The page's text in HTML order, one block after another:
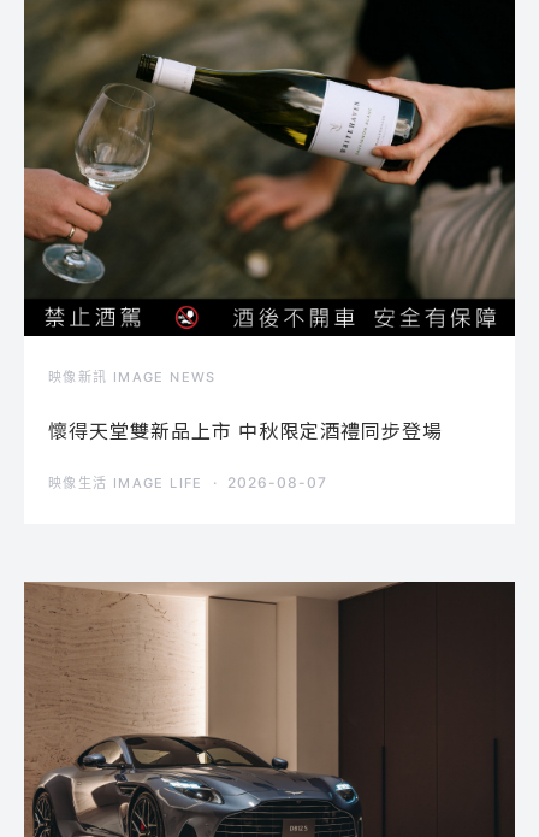
映像新訊 IMAGE NEWS
懷得天堂雙新品上市 中秋限定酒禮同步登場
映像生活 IMAGE LIFE 2026-08-07